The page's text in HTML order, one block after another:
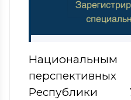
Республики